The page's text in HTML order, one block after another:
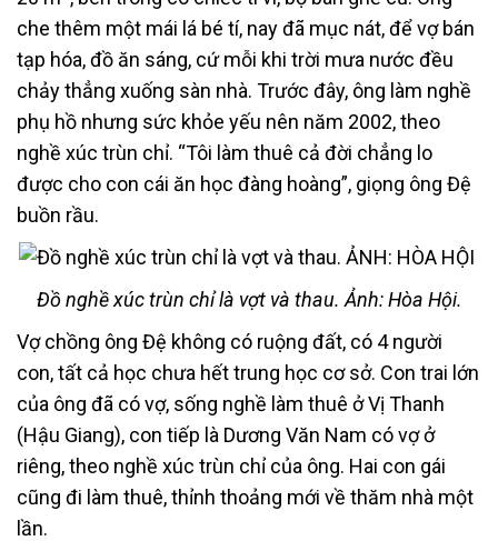
che thêm một mái lá bé tí, nay đã mục nát, để vợ bán
tạp hóa, đồ ăn sáng, cứ mỗi khi trời mưa nước đều
chảy thẳng xuống sàn nhà. Trước đây, ông làm nghề
phụ hồ nhưng sức khỏe yếu nên năm 2002, theo
nghề xúc trùn chỉ. “Tôi làm thuê cả đời chẳng lo
được cho con cái ăn học đàng hoàng”, giọng ông Đệ
buồn rầu.
Đồ nghề xúc trùn chỉ là vợt và thau. Ảnh: Hòa Hội.
Vợ chồng ông Đệ không có ruộng đất, có 4 người
con, tất cả học chưa hết trung học cơ sở. Con trai lớn
của ông đã có vợ, sống nghề làm thuê ở Vị Thanh
(Hậu Giang), con tiếp là Dương Văn Nam có vợ ở
riêng, theo nghề xúc trùn chỉ của ông. Hai con gái
cũng đi làm thuê, thỉnh thoảng mới về thăm nhà một
lần.